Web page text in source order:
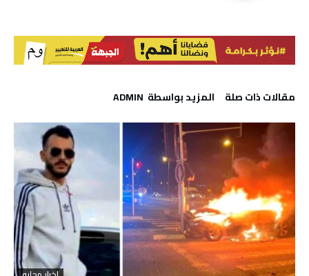
‫مقالات ذات صلة‬ ‫‫المزيد بواسطة‬ ‬ ADMIN